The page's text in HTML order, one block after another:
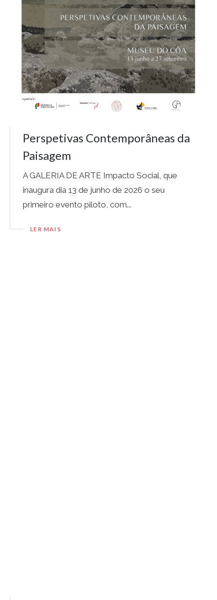
Perspetivas Contemporâneas da
Paisagem
A GALERIA DE ARTE Impacto Social, que
inaugura dia 13 de junho de 2026 o seu
primeiro evento piloto, com...
LER MAIS